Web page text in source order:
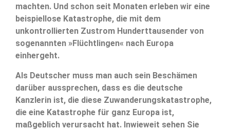
machten. Und schon seit Monaten erleben wir eine
beispiellose Katastrophe, die mit dem
unkontrollierten Zustrom Hunderttausender von
sogenannten »Flüchtlingen« nach Europa
einhergeht.
Als Deutscher muss man auch sein Beschämen
darüber aussprechen, dass es die deutsche
Kanzlerin ist, die diese Zuwanderungskatastrophe,
die eine Katastrophe für ganz Europa ist,
maßgeblich verursacht hat. Inwieweit sehen Sie